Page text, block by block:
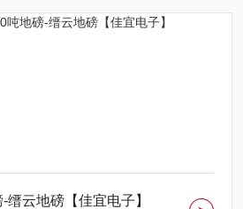
云地磅【佳宜电子】